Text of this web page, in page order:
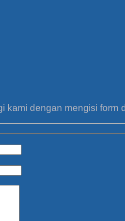
kami dengan mengisi